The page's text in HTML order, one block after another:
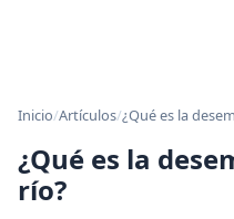
Inicio/Artículos/¿Qué es la
¿Qué es la
río?